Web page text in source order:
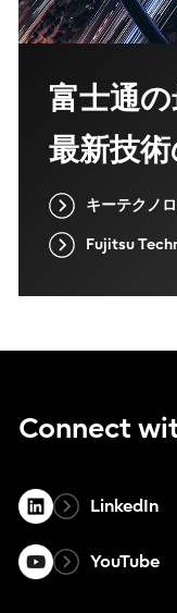
富士通
最新技
キーテクノ
Fujitsu
Connect
LinkedIn
YouTube